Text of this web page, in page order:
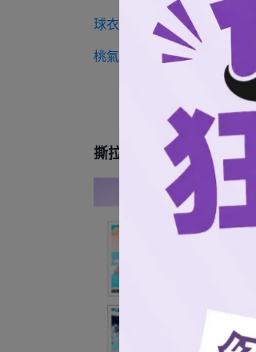
球衣短T_背號款
桃氣女孩球衣短T（無背號）
撕拉拍立得